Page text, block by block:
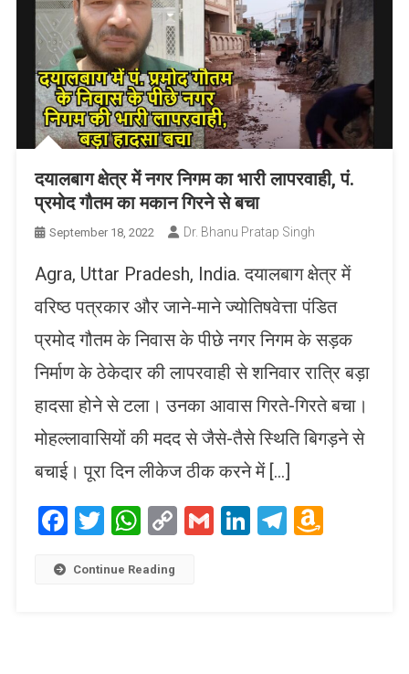
दयालबाग क्षेत्र में नगर निगम का भारी लापरवाही, पं.
प्रमोद गौतम का मकान गिरने से बचा
September 18, 2022 Dr. Bhanu Pratap Singh
Agra, Uttar Pradesh, India. दयालबाग क्षेत्र में
वरिष्ठ पत्रकार और जाने-माने ज्योतिषवेत्ता पंडित
प्रमोद गौतम के निवास के पीछे नगर निगम के सड़क
निर्माण के ठेकेदार की लापरवाही से शनिवार रात्रि बड़ा
हादसा होने से टला। उनका आवास गिरते-गिरते बचा।
मोहल्लावासियों की मदद से जैसे-तैसे स्थिति बिगड़ने से
बचाई। पूरा दिन लीकेज ठीक करने में […]
Facebook
TwitterWhatsApp
CopyGmailLinkedIn
Telegram
Continue Reading